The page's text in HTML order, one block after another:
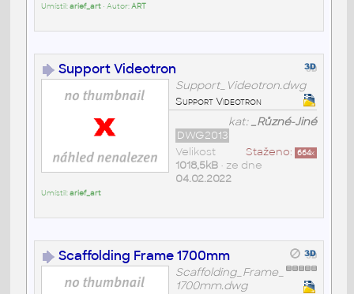
Umístil:arief_art• Autor:ART
Support Videotron
Support_Videotron.dwg
Support Videotron
kat:_Různé-Jiné
DWG2013
Staženo: 664x
Velikost
1018,5kB• ze dne
04.02.2022
Umístil:arief_art
Scaffolding Frame 1700mm
Scaffolding_Frame_
1700mm.dwg